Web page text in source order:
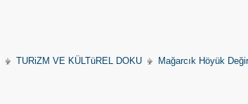
TURiZM VE KÜLTüREL DOKU Mağarcık Höyük